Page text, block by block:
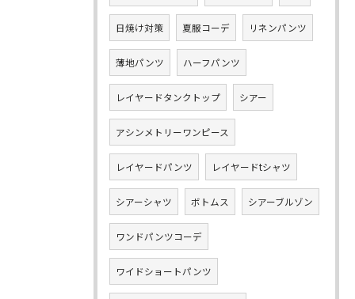
日焼け対策 夏服コーデ リネンパンツ
薄地パンツ ハーフパンツ
レイヤードタンクトップ シアー
アシンメトリーワンピース
レイヤードパンツ レイヤードtシャツ
シアーシャツ ボトムス シアーブルゾン
ワンドパンツコーデ
ワイドショートパンツ